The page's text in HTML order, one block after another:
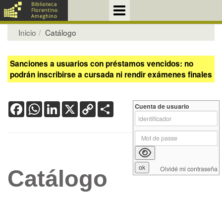
Inicio Catálogo
Sanciones a usuarios con préstamos vencidos: no
podrán inscribirse a cursada ni rendir exámenes finales
FacebookWhatsApp
LinkedIn
X Copy
Link
Catálogo
Cuenta de usuario
Olvidé mi contraseña